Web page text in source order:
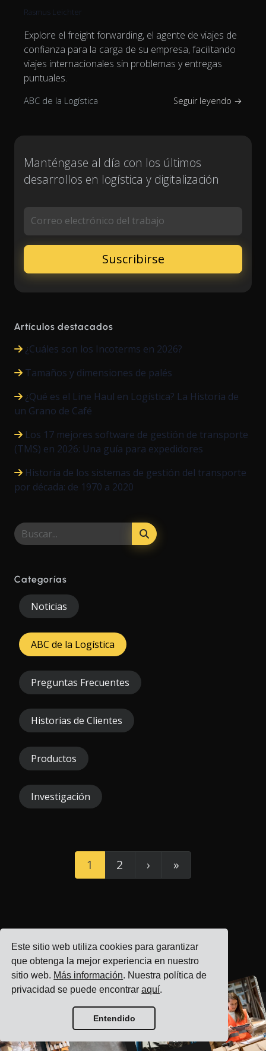
Este sitio web utiliza cookies para garantizar
que obtenga la mejor experiencia en nuestro
sitio web. Más información. Nuestra política de
privacidad se puede encontraraquí.
Entendido
Rasmus Leichter
Explore el freight forwarding, el agente de viajes de
confianza para la carga de su empresa, facilitando
viajes internacionales sin problemas y entregas
puntuales.
ABC de la Logística Seguir leyendo →
Manténgase al día con los últimos
desarrollos en logística y digitalización
Correo electrónico del trabajo
Artículos destacados
¿Cuáles son los Incoterms en 2026?
Tamaños y dimensiones de palés
¿Qué es el Line Haul en Logística? La Historia de
un Grano de Café
Los 17 mejores software de gestión de transporte
(TMS) en 2026: Una guía para expedidores
Historia de los sistemas de gestión del transporte
por década: de 1970 a 2020
Categorías
Noticias
ABC de la Logística
Preguntas Frecuentes
Historias de Clientes
Productos
Investigación
1 2 › »
Inicio del blog